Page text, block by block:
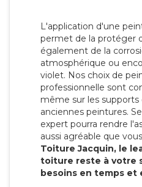
L'application d'une
permet de la protéger
également de la
atmosphérique ou
violet. Nos choix de
professionnelle sont
même sur les supports
anciennes peintures.
expert pourra rendre
aussi agréable que
Toiture Jacquin, le
toiture reste à votre
besoins en temps et